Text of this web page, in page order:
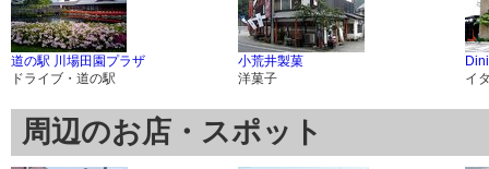
道の駅 川場田園プラザ
ドライブ・道の駅
小荒井製菓
洋菓子
イ
周辺のお店・スポット